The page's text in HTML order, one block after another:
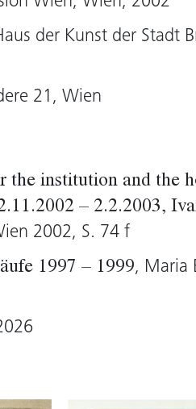
Macholegende Jackson
und Texte zu einem
verbindet gestische
und Theorie
besetzte Anliegen
erscheinen lässt.
der Kunst der Stadt
21, Wien
the institution and the
– 2.2.2003,
2002, S. 74 f
1997 – 1999, Maria